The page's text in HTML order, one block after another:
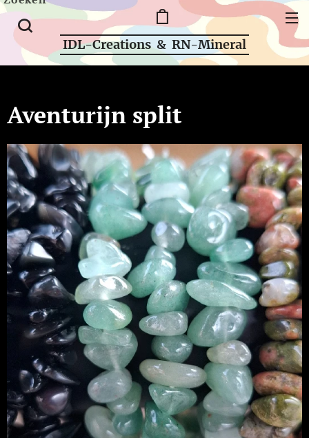
IDL-Creations & RN-Mineral
Aventurijn split